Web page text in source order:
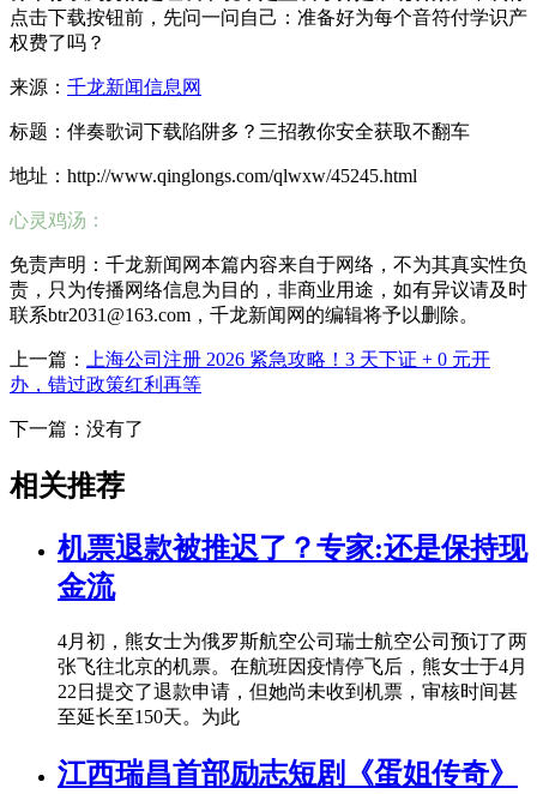
点击下载按钮前，先问一问自己：准备好为每个音符付学识产
权费了吗？
来源： 千龙新闻信息网
标题：伴奏歌词下载陷阱多？三招教你安全获取不翻车
地址：http://www.qinglongs.com/qlwxw/45245.html
心灵鸡汤：
免责声明：千龙新闻网本篇内容来自于网络，不为其真实性负
责，只为传播网络信息为目的，非商业用途，如有异议请及时
联系btr2031@163.com，千龙新闻网的编辑将予以删除。
上一篇：
上海公司注册 2026 紧急攻略！3 天下证 + 0 元开
办，错过政策红利再等
下一篇：没有了
相关推荐
机票退款被推迟了？专家:还是保持现
金流
4月初，熊女士为俄罗斯航空公司瑞士航空公司预订了两
张飞往北京的机票。在航班因疫情停飞后，熊女士于4月
22日提交了退款申请，但她尚未收到机票，审核时间甚
至延长至150天。为此
江西瑞昌首部励志短剧《蛋姐传奇》